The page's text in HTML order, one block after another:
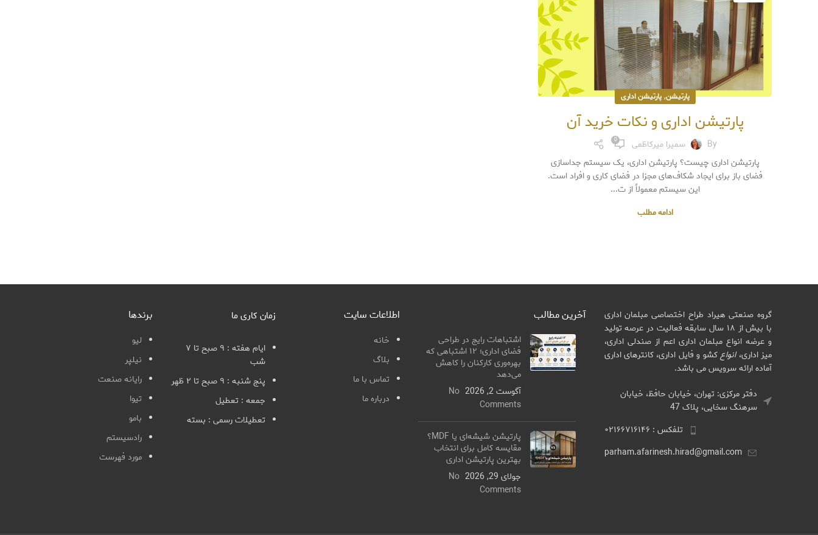
پارتیشن,پارتیشن اداری
پارتیشن اداری و نکات خرید آن
By سمیرا میرکاظمی 0
پارتیشن اداری چیست؟ پارتیشن اداری، یک سیستم جداسازی
فضای باز برای ایجاد شکاف‌های مجزا در فضای کاری و افراد است.
این سیستم معمولاً از ت...
ادامه مطلب
گروه صنعتی هیراد طراح اختصاصی مبلمان اداری
با بیش از ۱۸ سال سابقه فعالیت در عرصه تولید
و عرضه انواع مبلمان اداری اعم از صندلی اداری،
میز اداری،انواعکشو و فایل اداری، کانترهای اداری
آماده ارائه سرویس می باشد.
دفتر مرکزی: تهران، خیابان حافظ، خیابان
سرهنگ سخایی، پلاک 47
تلفکس : ۰۲۱۶۶۷۱۶۱۴۶
parham.afarinesh.hirad@gmail.com
آخرین مطالب
اشتباهات رایج در طراحی
فضای اداری؛ ۱۲ اشتباهی که
بهره‌وری کارکنان را کاهش
می‌دهد
آگوست 2, 2026
No
Comments
پارتیشن شیشه‌ای یا MDF؟
مقایسه کامل برای انتخاب
بهترین پارتیشن اداری
جولای 29, 2026
No
Comments
اطلاعات سایت
خانه
بلاگ
تماس با ما
درباره ما
زمان کاری ما
ایام هفته : ۹ صبح تا ۷
شب
پنج شنبه : ۹ صبح تا ۲ ظهر
جمعه : تعطیل
تعطیلات رسمی : بسته
برندها
لیو
نیلپر
رایانه صنعت
تیوا
بامو
رادسیستم
مورد فهرست